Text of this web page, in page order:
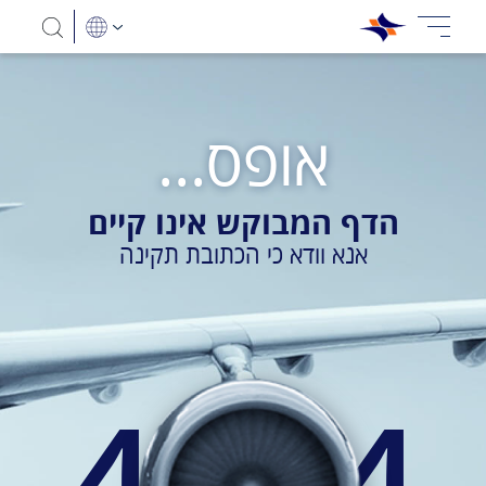
אופס...
הדף המבוקש אינו קיים
אנא וודא כי הכתובת תקינה